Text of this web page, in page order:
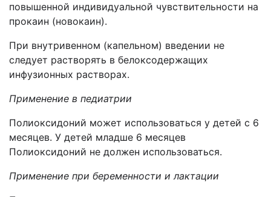
повышенной индивидуальной чувствительности на
прокаин (новокаин).
При внутривенном (капельном) введении не
следует растворять в белоксодержащих
инфузионных растворах.
Применение в педиатрии
Полиоксидоний может использоваться у детей с 6
месяцев. У детей младше 6 месяцев
Полиоксидоний не должен использоваться.
Применение при беременности и лактации